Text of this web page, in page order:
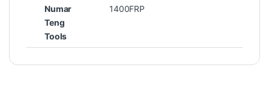
Numar
Teng
Tools
1400FRP